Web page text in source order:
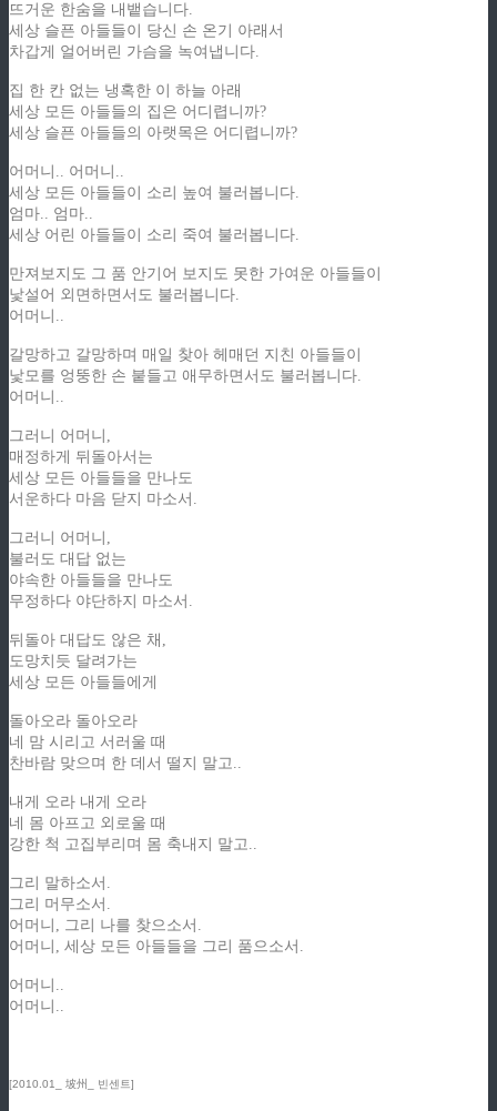
뜨거운 한숨을 내뱉습니다.
세상 슬픈 아들들이 당신 손 온기 아래서
차갑게 얼어버린 가슴을 녹여냅니다.
집 한 칸 없는 냉혹한 이 하늘 아래
세상 모든 아들들의 집은 어디렵니까?
세상 슬픈 아들들의 아랫목은 어디렵니까?
어머니.. 어머니..
세상 모든 아들들이 소리 높여 불러봅니다.
엄마.. 엄마..
세상 어린 아들들이 소리 죽여 불러봅니다.
만져보지도 그 품 안기어 보지도 못한 가여운 아들들이
낯설어 외면하면서도 불러봅니다.
어머니..
갈망하고 갈망하며 매일 찾아 헤매던 지친 아들들이
낯모를 엉뚱한 손 붙들고 애무하면서도 불러봅니다.
어머니..
그러니 어머니,
매정하게 뒤돌아서는
세상 모든 아들들을 만나도
서운하다 마음 닫지 마소서.
그러니 어머니,
불러도 대답 없는
야속한 아들들을 만나도
무정하다 야단하지 마소서.
뒤돌아 대답도 않은 채,
도망치듯 달려가는
세상 모든 아들들에게
돌아오라 돌아오라
네 맘 시리고 서러울 때
찬바람 맞으며 한 데서 떨지 말고..
내게 오라 내게 오라
네 몸 아프고 외로울 때
강한 척 고집부리며 몸 축내지 말고..
그리 말하소서.
그리 머무소서.
어머니, 그리 나를 찾으소서.
어머니, 세상 모든 아들들을 그리 품으소서.
어머니..
어머니..
[2010.01_ 坡州_ 빈센트]